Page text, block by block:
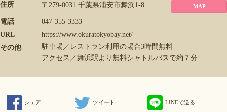
住所 〒279-0031 千葉県浦安市舞浜1-8 MAP
電話
047-355-3333
URL
https://www.okuratokyobay.net/
その他
駐車場／レストラン利用の場合3時間無料
アクセス／舞浜駅より無料シャトルバスで約７分
シェア ツイート LINEで送る